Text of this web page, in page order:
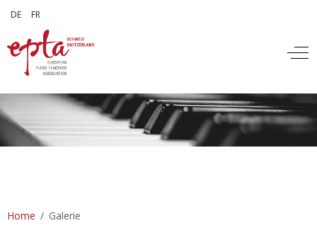
Sprache auswählen
DE FR
Off-
Home Galerie